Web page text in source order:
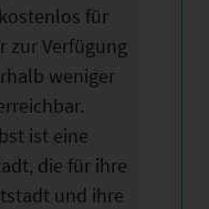
für
zur Verfügung
weniger
ist eine
die für ihre
und ihre